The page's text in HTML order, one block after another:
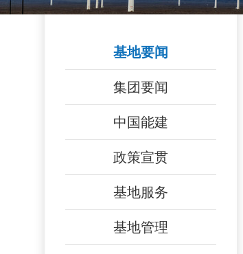
基地要闻
集团要闻
中国能建
政策宣贯
基地服务
基地管理